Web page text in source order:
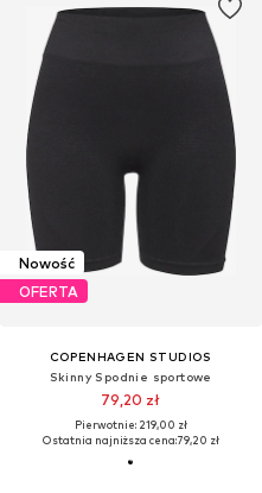
Nowość
OFERTA
COPENHAGEN STUDIOS
Skinny Spodnie sportowe
79,20 zł
Pierwotnie: 219,00 zł
Ostatnia najniższa cena:79,20 zł